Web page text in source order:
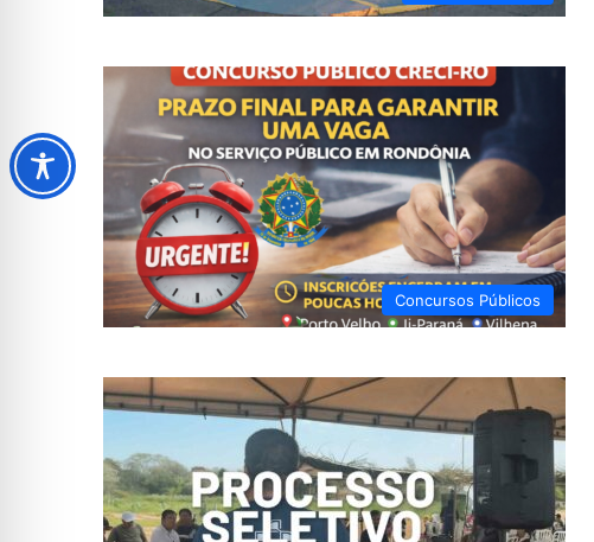
Concursos Públicos